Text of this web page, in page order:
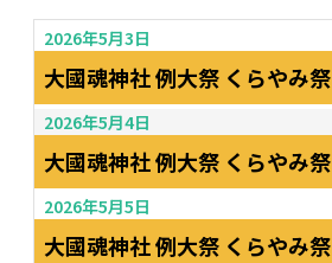
2026年5月3日
大國魂神社 例大祭 くらやみ祭
2026年5月4日
大國魂神社 例大祭 くらやみ祭
2026年5月5日
大國魂神社 例大祭 くらやみ祭